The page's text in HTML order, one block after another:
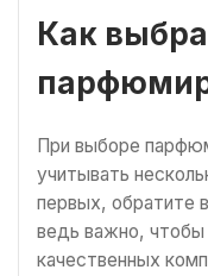
Как
При выборе
учитывать
первых, обратите
ведь важно, чтобы
качественных